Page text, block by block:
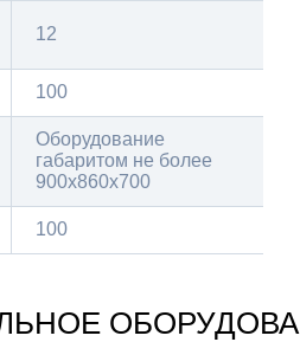
12
100
Оборудование
габаритом не более
900х860х700
100